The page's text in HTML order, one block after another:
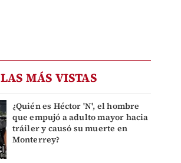
LAS MÁS VISTAS
¿Quién es Héctor 'N', el hombre
que empujó a adulto mayor hacia
tráiler y causó su muerte en
Monterrey?